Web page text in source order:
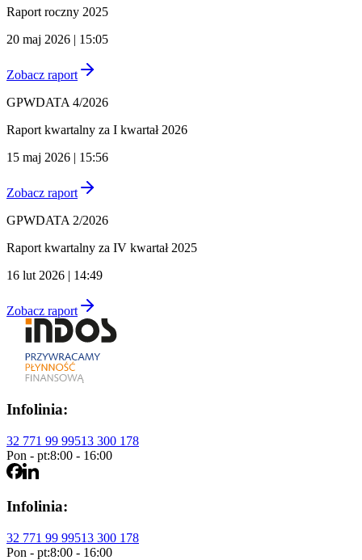
Raport roczny 2025
20 maj 2026 | 15:05
Zobacz raport
GPWDATA 4/2026
Raport kwartalny za I kwartał 2026
15 maj 2026 | 15:56
Zobacz raport
GPWDATA 2/2026
Raport kwartalny za IV kwartał 2025
16 lut 2026 | 14:49
Zobacz raport
Infolinia:
32 771 99 99513 300 178
Pon - pt:8:00 - 16:00
Infolinia:
32 771 99 99513 300 178
Pon - pt:8:00 - 16:00